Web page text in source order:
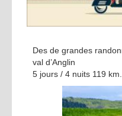
Des de grandes
val d’Anglin
5 jours / 4 nuits 119 km.